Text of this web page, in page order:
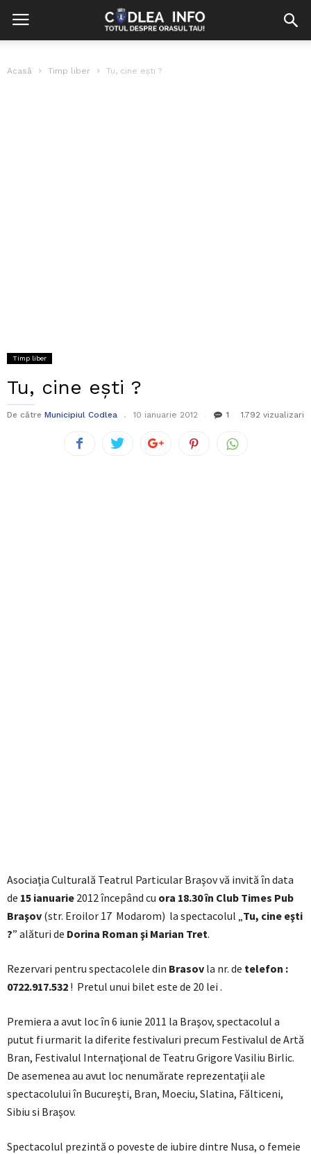
Acasă Timp liber Tu, cine eşti ?
Timp liber
Tu, cine eşti ?
De către Municipiul Codlea 10 ianuarie 2012 1 1.792 vizualizari
Asociaţia Culturală Teatrul Particular Braşov vă invită în data
de 15 ianuarie 2012 începând cu ora 18.30 în Club Times Pub
Braşov (str. Eroilor 17 Modarom) la spectacolul „ Tu, cine eşti
?” alături de Dorina Roman şi Marian Tret.
Rezervari pentru spectacolele din Brasov la nr. de telefon :
0722.917.532 ! Pretul unui bilet este de 20 lei .
Premiera a avut loc în 6 iunie 2011 la Braşov, spectacolul a
putut fi urmarit la diferite festivaluri precum Festivalul de Artă
Bran, Festivalul Internaţional de Teatru Grigore Vasiliu Birlic.
De asemenea au avut loc nenumărate reprezentaţii ale
spectacolului în Bucureşti, Bran, Moeciu, Slatina, Fălticeni,
Sibiu si Braşov.
Spectacolul prezintă o poveste de iubire dintre Nusa, o femeie